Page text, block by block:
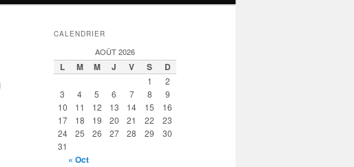
CALENDRIER
AOÛT 2026
L M M J V S D
1
2
3
4 5 6 7 8
9
10
11 12 13 14 15
16
17
18 19 20 21 22
23
24
25 26 27 28 29
30
31
« Oct